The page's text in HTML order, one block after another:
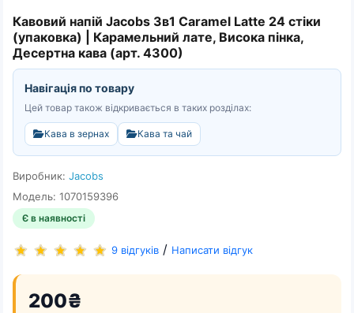
Кавовий напій Jacobs 3в1 Caramel Latte 24 стіки
(упаковка) | Карамельний лате, Висока пінка,
Десертна кава (арт. 4300)
Навігація по товару
Цей товар також відкривається в таких розділах:
Кава в зернах Кава та чай
Виробник: Jacobs
Модель: 1070159396
Є в наявності
9 відгуків / Написати відгук
200₴